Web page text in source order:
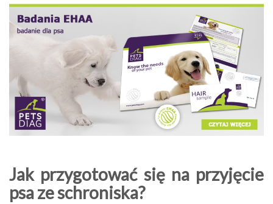
Jak przygotować się na przyjęcie
psa ze schroniska?